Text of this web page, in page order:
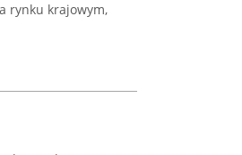
rynku krajowym,